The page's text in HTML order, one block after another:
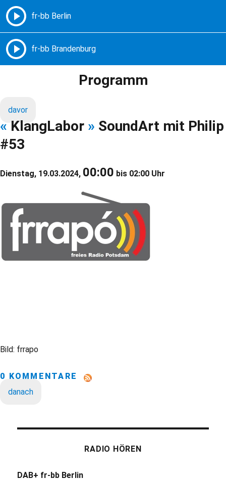
Freie Radios – Berlin Brandenburg
Programm
davor
« KlangLabor » SoundArt mit Philip
#53
Dienstag, 19.03.2024, 00:00 bis 02:00 Uhr
Bild: frrapo
0 KOMMENTARE
danach
RADIO HÖREN
DAB+ fr-bb Berlin